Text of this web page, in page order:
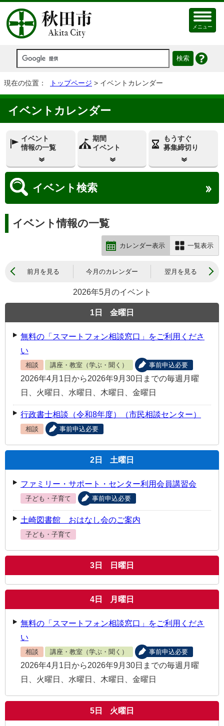
メニュー
現在の位置： トップページ > イベントカレンダー
イベントカレンダー
イベント
情報の一覧
期間
イベント
もうすぐ
募集締切り
イベント 検索
イベント情報の一覧
カレンダー表示 一覧表示
前月を見る 今月のカレンダー 翌月を見る
2026年5月のイベント
1 日 金曜日
無料の「スマートフォン相談窓口」をご利用くださ
い
相談 講座・教室（学ぶ・聞く） 事前申込必要
2026年4月1日から2026年9月30日までの毎週月曜
日、火曜日、水曜日、木曜日、金曜日
行政書士相談（令和8年度）（市民相談センター）
相談 事前申込必要
2 日 土曜日
ファミリー・サポート・センター利用会員講習会
子ども・子育て 事前申込必要
土崎図書館 おはなし会のご案内
子ども・子育て
3 日 日曜日
4 日 月曜日
無料の「スマートフォン相談窓口」をご利用くださ
い
相談 講座・教室（学ぶ・聞く） 事前申込必要
2026年4月1日から2026年9月30日までの毎週月曜
日、火曜日、水曜日、木曜日、金曜日
5 日 火曜日